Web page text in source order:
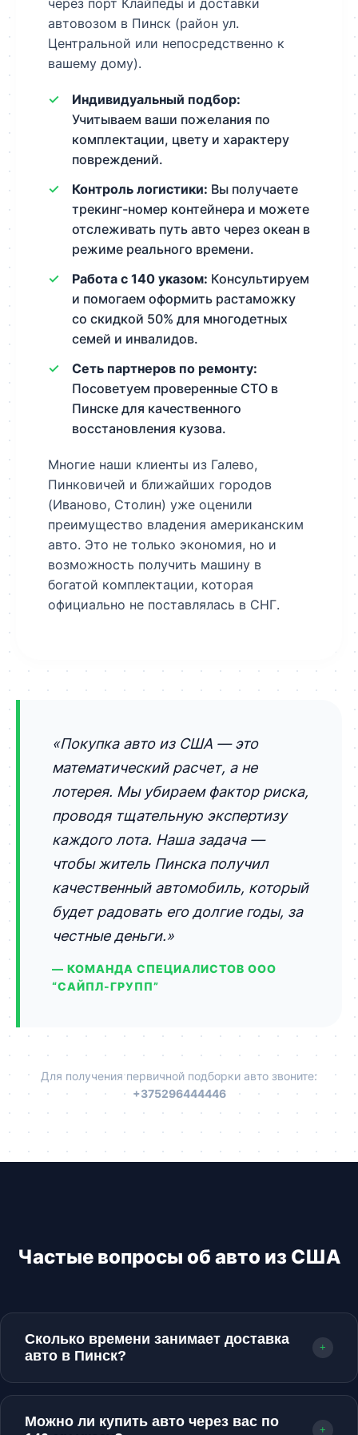
автовозом в Пинск (район ул.
Центральной или непосредственно к
вашему дому).
Индивидуальный подбор:
Учитываем ваши пожелания по
комплектации, цвету и характеру
повреждений.
Контроль логистики: Вы получаете
трекинг-номер контейнера и можете
отслеживать путь авто через океан в
режиме реального времени.
Работа с 140 указом: Консультируем
и помогаем оформить растаможку
со скидкой 50% для многодетных
семей и инвалидов.
Сеть партнеров по ремонту:
Посоветуем проверенные СТО в
Пинске для качественного
восстановления кузова.
Многие наши клиенты из Галево,
Пинковичей и ближайших городов
(Иваново, Столин) уже оценили
преимущество владения американским
авто. Это не только экономия, но и
возможность получить машину в
богатой комплектации, которая
официально не поставлялась в СНГ.
«Покупка авто из США — это
математический расчет, а не
лотерея. Мы убираем фактор риска,
проводя тщательную экспертизу
каждого лота. Наша задача —
чтобы житель Пинска получил
качественный автомобиль, который
будет радовать его долгие годы, за
честные деньги.»
— КОМАНДА СПЕЦИАЛИСТОВ ООО
“САЙПЛ-ГРУПП”
Для получения первичной подборки авто звоните:
+375296444446
Частые вопросы об авто из США
Сколько времени занимает доставка
авто в Пинск?
+
В среднем процесс от покупки на аукционе до
2.5 месяцев. Срок зависит от расположения
Можно ли купить авто через вас по
+